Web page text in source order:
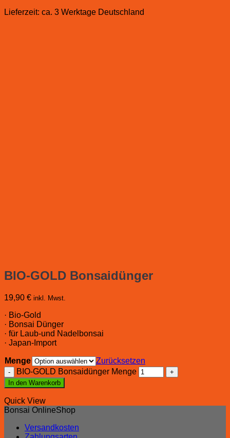
Lieferzeit: ca. 3 Werktage Deutschland
BIO-GOLD Bonsaidünger
19,90 € inkl. Mwst.
· Bio-Gold
· Bonsai Dünger
· für Laub-und Nadelbonsai
· Japan-Import
Menge
Zurücksetzen
BIO-GOLD Bonsaidünger Menge
In den Warenkorb
Quick View
Bonsai OnlineShop
Versandkosten